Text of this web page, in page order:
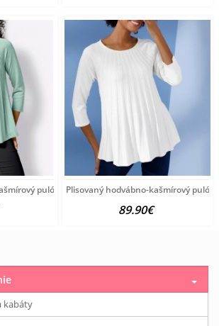
pulóver vzhľadom Création
Plisovaný hodvábno-kašmírový
89.90€
kabáty